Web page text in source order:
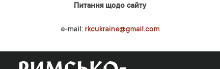
Питання щодо сайту
e-mail: rkcukraine@gmail.com